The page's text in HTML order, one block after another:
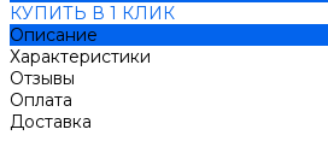
КУПИТЬ В 1 КЛИК
Описание
Характеристики
Отзывы
Оплата
Доставка